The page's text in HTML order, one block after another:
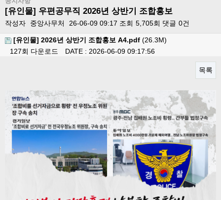
[유인물] 우편공무직 2026년 상반기 조합홍보
작성자 중앙사무처 26-06-09 09:17 조회 5,705회 댓글 0건
[유인물] 2026년 상반기 조합홍보 A4.pdf (26.3M)
127회 다운로드
DATE : 2026-06-09 09:17:56
목록
본문